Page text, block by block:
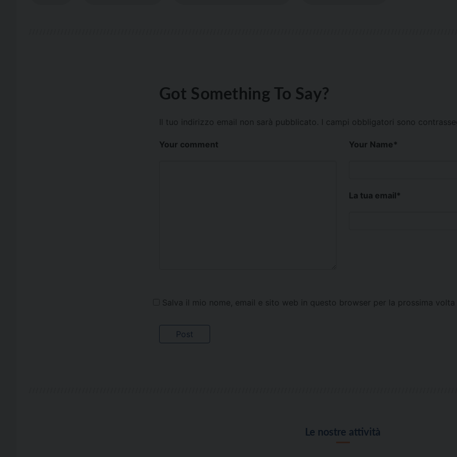
Got Something To Say?
Il tuo indirizzo email non sarà pubblicato. I campi obbligatori sono
Your comment Your Name*
La tua email*
Salva il mio nome, email e sito web in questo browser per la prossima volta
Le nostre attività